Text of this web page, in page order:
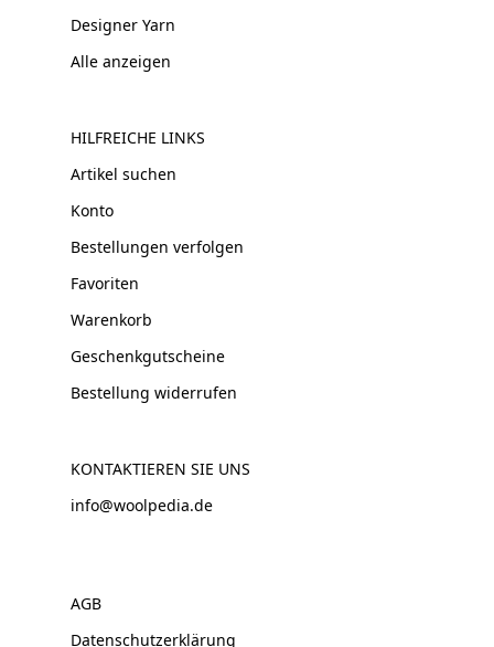
Designer Yarn
Alle anzeigen
HILFREICHE LINKS
Artikel suchen
Konto
Bestellungen verfolgen
Favoriten
Warenkorb
Geschenkgutscheine
Bestellung widerrufen
KONTAKTIEREN SIE UNS
info@woolpedia.de
AGB
Datenschutzerklärung